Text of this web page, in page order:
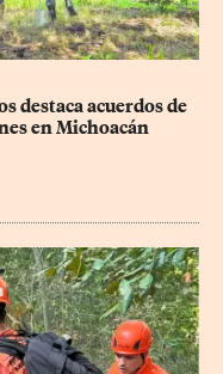
destaca acuerdos de
en Michoacán